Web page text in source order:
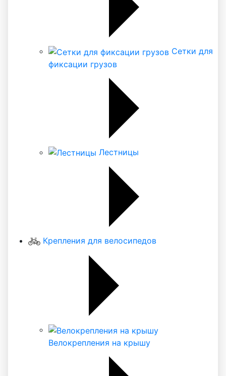
Сетки для
фиксации грузов
Лестницы
Крепления для велосипедов
Велокрепления на крышу